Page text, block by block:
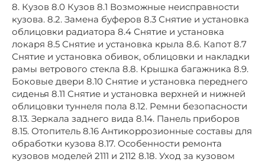
8. Кузов 8.0 Кузов 8.1 Возможные неисправности
кузова. 8.2. Замена буферов 8.3 Снятие и установка
облицовки радиатора 8.4 Снятие и установка
локаря 8.5 Снятие и установка крыла 8.6. Капот 8.7
Снятие и установка обивок, облицовки и накладки
рамы ветрового стекла 8.8. Крышка багажника 8.9.
Боковые двери 8.10 Снятие и установка переднего
сиденья 8.11 Снятие и установка верхней и нижней
облицовки туннеля пола 8.12. Ремни безопасности
8.13. Зеркала заднего вида 8.14. Панель приборов
8.15. Отопитель 8.16 Антикоррозионные составы для
обработки кузова 8.17. Особенности ремонта
кузовов моделей 2111 и 2112 8.18. Уход за кузовом